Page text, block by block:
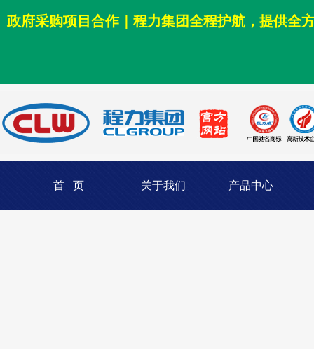
政府采购项目合作｜程力集团全程护航，提供全
首 页 关于我们 产品中心